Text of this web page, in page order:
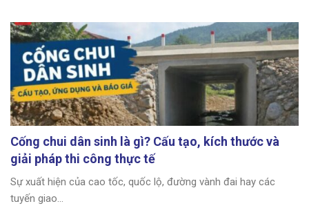
Cống chui dân sinh là gì? Cấu tạo, kích thước và
giải pháp thi công thực tế
Sự xuất hiện của cao tốc, quốc lộ, đường vành đai hay các
tuyến giao...